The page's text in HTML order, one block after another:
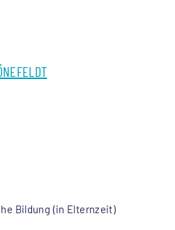
Bildung (in Elternzeit)